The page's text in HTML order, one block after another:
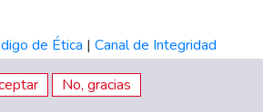
de Ética | Canal de Integridad
No, gracias